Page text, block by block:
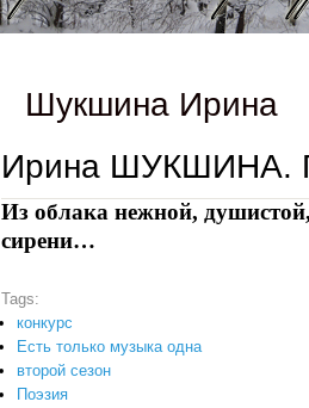
Шукшина Ирина
Ирина ШУКШИНА.
Из облака нежной,
сирени…
Tags:
конкурс
Есть только музыка одна
второй сезон
Поэзия